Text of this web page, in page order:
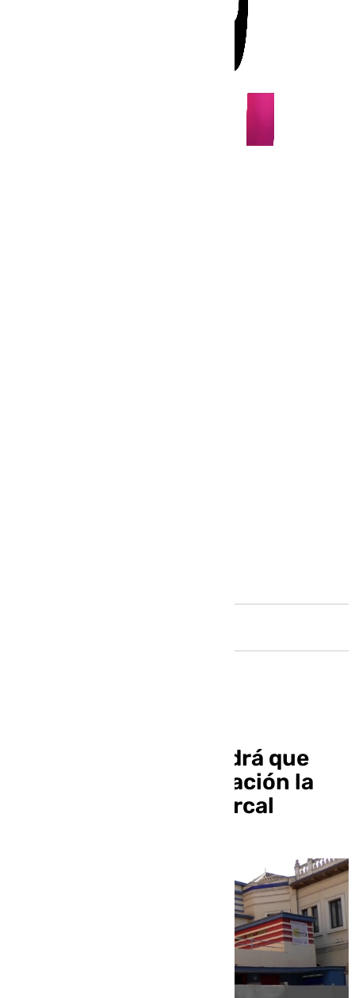
El Ayuntamiento tendrá que
sacar de nuevo a licitación la
reforma del Teatro Torcal